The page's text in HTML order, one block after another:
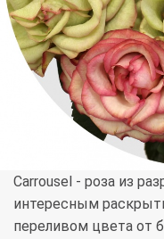
Carrousel - роза из
интересным
переливом цвета от